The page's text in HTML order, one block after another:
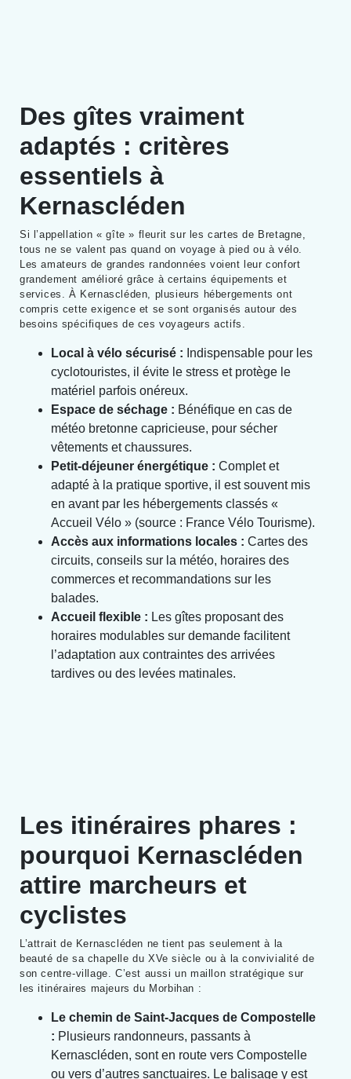
Des gîtes vraiment
adaptés : critères
essentiels à
Kernascléden
Si l’appellation « gîte » fleurit sur les cartes de Bretagne,
tous ne se valent pas quand on voyage à pied ou à vélo.
Les amateurs de grandes randonnées voient leur confort
grandement amélioré grâce à certains équipements et
services. À Kernascléden, plusieurs hébergements ont
compris cette exigence et se sont organisés autour des
besoins spécifiques de ces voyageurs actifs.
Local à vélo sécurisé : Indispensable pour les
cyclotouristes, il évite le stress et protège le
matériel parfois onéreux.
Espace de séchage : Bénéfique en cas de
météo bretonne capricieuse, pour sécher
vêtements et chaussures.
Petit-déjeuner énergétique : Complet et
adapté à la pratique sportive, il est souvent mis
en avant par les hébergements classés «
Accueil Vélo » (source : France Vélo Tourisme).
Accès aux informations locales : Cartes des
circuits, conseils sur la météo, horaires des
commerces et recommandations sur les
balades.
Accueil flexible : Les gîtes proposant des
horaires modulables sur demande facilitent
l’adaptation aux contraintes des arrivées
tardives ou des levées matinales.
Les itinéraires phares :
pourquoi Kernascléden
attire marcheurs et
cyclistes
L’attrait de Kernascléden ne tient pas seulement à la
beauté de sa chapelle du XVe siècle ou à la convivialité de
son centre-village. C’est aussi un maillon stratégique sur
les itinéraires majeurs du Morbihan :
Le chemin de Saint-Jacques de Compostelle
: Plusieurs randonneurs, passants à
Kernascléden, sont en route vers Compostelle
ou vers d’autres sanctuaires. Le balisage y est